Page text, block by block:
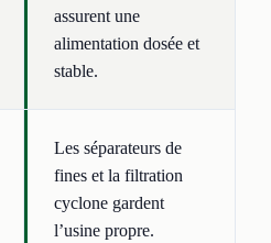
assurent une
alimentation dosée et
stable.
Les séparateurs de
fines et la filtration
cyclone gardent
l’usine propre.